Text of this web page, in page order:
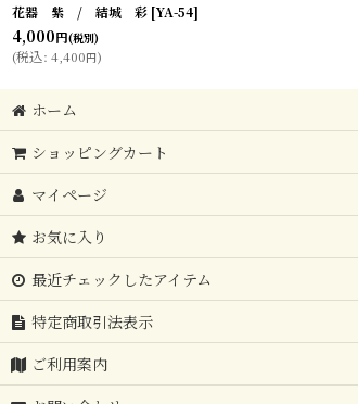
花器 紫 / 結城 彩 [YA-54]
4,000円(税別)
(税込: 4,400円)
ホーム
ショッピングカート
マイページ
お気に入り
最近チェックしたアイテム
特定商取引法表示
ご利用案内